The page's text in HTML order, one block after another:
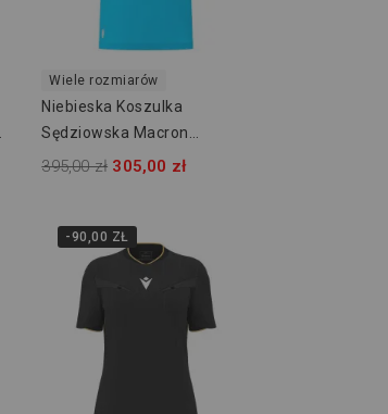
Wiele rozmiarów
Niebieska Koszulka
Sędziowska Macron
Mendez Eco 800004623709
395,00 zł 305,00 zł
-90,00 ZŁ